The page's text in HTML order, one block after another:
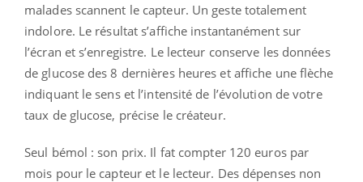
malades scannent le capteur. Un geste totalement
indolore. Le résultat s’affiche instantanément sur
l’écran et s’enregistre. Le lecteur conserve les données
de glucose des 8 dernières heures et affiche une flèche
indiquant le sens et l’intensité de l’évolution de votre
taux de glucose, précise le créateur.
Seul bémol : son prix. Il fat compter 120 euros par
mois pour le capteur et le lecteur. Des dépenses non